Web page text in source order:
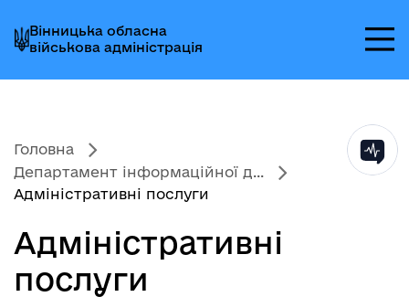
до
головного
меню
до
головного
вмісту
до
головного
колонтитула
Вінницька обласна
військова адміністрація
Головна
Департамент інформаційної д...
Адміністративні послуги
Адміністративні
послуги